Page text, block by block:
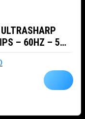
– 60HZ – 5MS
– SPEAKER –
Giá